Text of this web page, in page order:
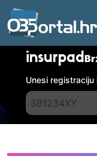
insurpad
Unesi